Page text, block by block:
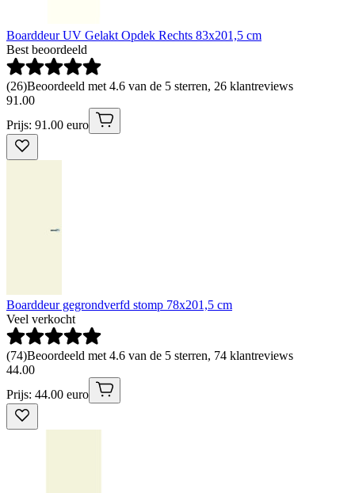
Boarddeur UV Gelakt Opdek Rechts 83x201,5 cm
Best beoordeeld
(26)Beoordeeld met 4.6 van de 5 sterren, 26 klantreviews
91 .00
Prijs: 91.00 euro
Boarddeur gegrondverfd stomp 78x201,5 cm
Veel verkocht
(74)Beoordeeld met 4.6 van de 5 sterren, 74 klantreviews
44.00
Prijs: 44.00 euro